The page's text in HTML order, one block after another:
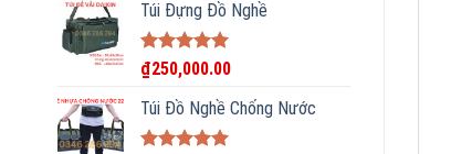
Túi Đựng Đồ Nghề
Rated5.00
out of 5
₫250,000.00
Túi Đồ Nghề Chống Nước